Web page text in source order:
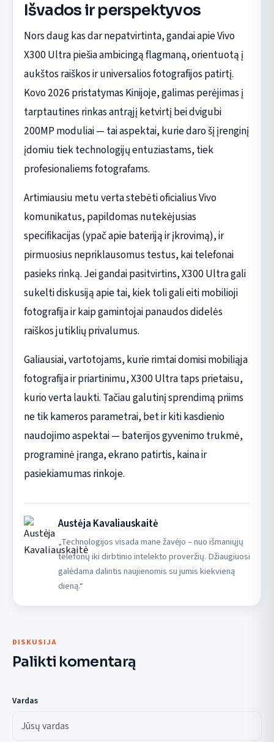
Išvados ir perspektyvos
Nors daug kas dar nepatvirtinta, gandai apie Vivo
X300 Ultra piešia ambicingą flagmaną, orientuotą į
aukštos raiškos ir universalios fotografijos patirtį.
Kovo 2026 pristatymas Kinijoje, galimas perėjimas į
tarptautines rinkas antrąjį ketvirtį bei dvigubi
200MP moduliai — tai aspektai, kurie daro šį įrenginį
įdomiu tiek technologijų entuziastams, tiek
profesionaliems fotografams.
Artimiausiu metu verta stebėti oficialius Vivo
komunikatus, papildomas nutekėjusias
specifikacijas (ypač apie bateriją ir įkrovimą), ir
pirmuosius nepriklausomus testus, kai telefonai
pasieks rinką. Jei gandai pasitvirtins, X300 Ultra gali
sukelti diskusiją apie tai, kiek toli gali eiti mobilioji
fotografija ir kaip gamintojai panaudos didelės
raiškos jutiklių privalumus.
Galiausiai, vartotojams, kurie rimtai domisi mobiliąja
fotografija ir priartinimu, X300 Ultra taps prietaisu,
kurio verta laukti. Tačiau galutinį sprendimą priims
ne tik kameros parametrai, bet ir kiti kasdienio
naudojimo aspektai — baterijos gyvenimo trukmė,
programinė įranga, ekrano patirtis, kaina ir
pasiekiamumas rinkoje.
Austėja Kavaliauskaitė
„Technologijos visada mane žavėjo – nuo išmaniųjų
telefonų iki dirbtinio intelekto proveržių. Džiaugiuosi
galėdama dalintis naujienomis su jumis kiekvieną
dieną.“
DISKUSIJA
Palikti komentarą
Vardas